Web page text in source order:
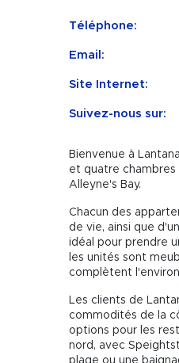
Téléphone:
Email:
Site Internet:
Suivez-nous sur:
Bienvenue à
et quatre chambres
Alleyne's Bay.
Chacun des
de vie, ainsi que
idéal pour prendre
les unités sont
complètent
Les clients de
commodités de la
options pour les
nord, avec